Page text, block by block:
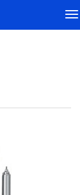
导